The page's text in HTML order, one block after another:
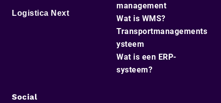
Logistica Next
management
Wat is WMS?
Transportmanagements
ysteem
Wat is een ERP-
systeem?
Social